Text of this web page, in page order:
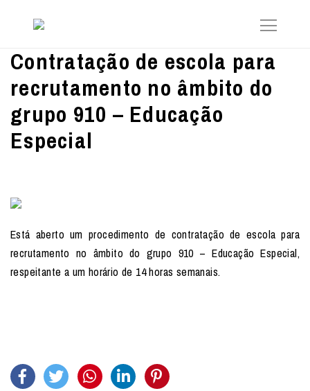
Contratação de escola para
recrutamento no âmbito do
grupo 910 – Educação
Especial
Está aberto um procedimento de contratação de escola para
recrutamento no âmbito do grupo 910 – Educação Especial,
respeitante a um horário de 14 horas semanais.